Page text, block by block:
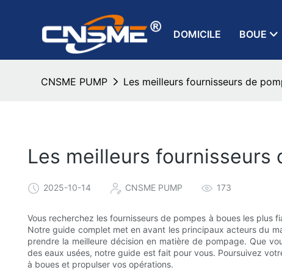
DOMICILE BOUE
CNSME PUMP Les meilleurs fournisseurs de
Les meilleurs
2025-10-14 CNSME PUMP 173
Vous recherchez les fournisseurs de pompes à boues les
Notre guide complet met en avant les principaux acteurs du
prendre la meilleure décision en matière de pompage. Que
des eaux usées, notre guide est fait pour vous. Poursuivez
à boues et propulser vos opérations.